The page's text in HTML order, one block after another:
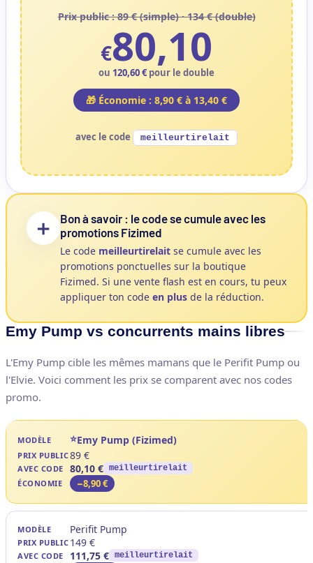
Prix public : 89 € (simple) · 134 € (double)
€80,10
ou 120,60 € pour le double
🎁 Économie : 8,90 € à 13,40 €
avec le code meilleurtirelait
➕
Bon à savoir : le code se cumule avec les
promotions Fizimed
Le code meilleurtirelait se cumule avec les
promotions ponctuelles sur la boutique
Fizimed. Si une vente flash est en cours, tu peux
appliquer ton code en plus de la réduction.
Emy Pump vs concurrents mains libres
L'Emy Pump cible les mêmes mamans que le Perifit Pump ou
l'Elvie. Voici comment les prix se comparent avec nos codes
promo.
Emy Pump (Fizimed)
89 €
80,10 € meilleurtirelait
−8,90 €
Perifit Pump
149 €
111,75 € meilleurtirelait